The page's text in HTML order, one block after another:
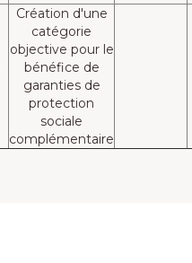
Création d'une
catégorie
objective pour le
bénéfice de
garanties de
protection
sociale
complémentaire